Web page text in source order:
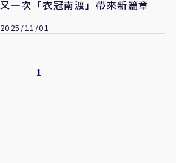
又一次「衣冠南渡」帶來新篇章
2025/11/01
1